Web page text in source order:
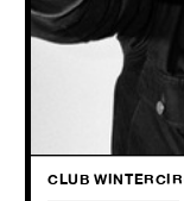
Curtis Harding is
eigen vertrouwde
universum recht in je
CLUB